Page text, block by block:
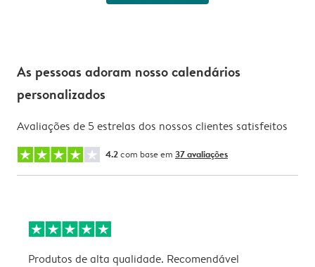
As pessoas adoram nosso calendários
personalizados
Avaliações de 5 estrelas dos nossos clientes satisfeitos
4.2com base em 37 avaliações
Produtos de alta qualidade. Recomendável